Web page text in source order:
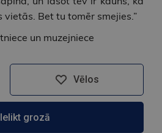
vietās. Bet tu tomēr smejies.”
un muzejniece
Vēlos
Ielikt grozā